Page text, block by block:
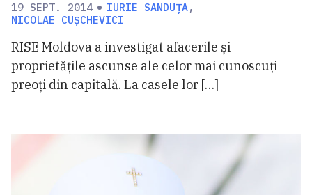
19 SEPT. 2014 IURIE SANDUȚA,
NICOLAE CUȘCHEVICI
RISE Moldova a investigat afacerile și
proprietățile ascunse ale celor mai cunoscuți
preoți din capitală. La casele lor […]